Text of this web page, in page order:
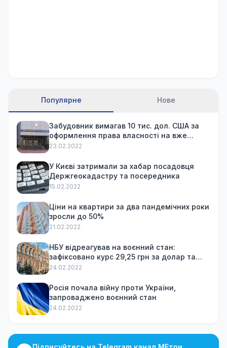
Популярне Нове
Забудовник вимагав 10 тис. дол. США за
оформлення права власності на вже
куплену квартиру
23.02.2022
У Києві затримали за хабар посадовця
Держгеокадастру та посередника
15.02.2022
Ціни на квартири за два пандемічних роки
зросли до 50%
21.02.2022
НБУ відреагував на воєнний стан:
зафіксовано курс 29,25 грн за долар та
обмежив зняття готівки
24.02.2022
Росія почала війну проти України,
запроваджено воєнний стан
24.02.2022